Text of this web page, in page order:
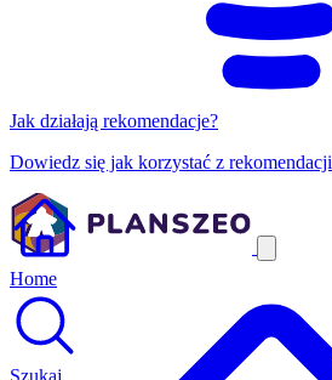
Jak działają rekomendacje?
Dowiedz się jak korzystać z rekomendacji
Home
Szukaj